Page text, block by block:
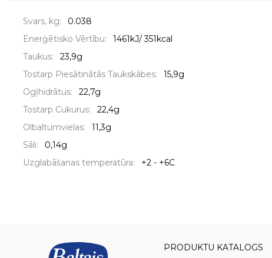
Svars, kg:
0.038
Enerģētisko Vērtību:
1461kJ/ 351kcal
Taukus:
23,9g
Tostarp Piesātinātās Taukskābes:
15,9g
Ogļhidrātus:
22,7g
Tostarp Cukurus:
22,4g
Olbaltumvielas:
11,3g
Sāli:
0,14g
Uzglabāšanas temperatūra:
+2 - +6C
PRODUKTU KATALOGS